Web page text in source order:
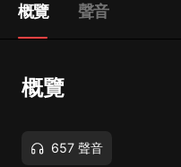
概覽 聲音
概覽
657 聲音